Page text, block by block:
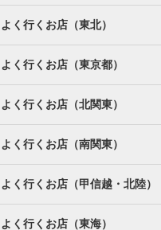
よく行くお店（東北）
よく行くお店（東京都）
よく行くお店（北関東）
よく行くお店（南関東）
よく行くお店（甲信越・北陸）
よく行くお店（東海）